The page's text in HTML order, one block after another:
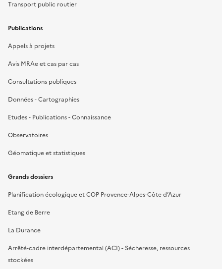
Transport public routier
Publications
Appels à projets
Avis MRAe et cas par cas
Consultations publiques
Données - Cartographies
Etudes - Publications - Connaissance
Observatoires
Géomatique et statistiques
Grands dossiers
Planification écologique et COP Provence-Alpes-Côte d’Azur
Etang de Berre
La Durance
Arrêté-cadre interdépartemental (ACI) - Sécheresse, ressources
stockées